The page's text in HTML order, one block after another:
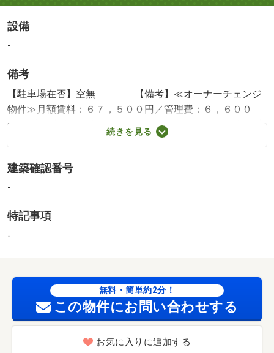
設備
-
備考
【駐車場在否】空無 【備考】≪オーナーチェンジ
物件≫月額賃料：６７，５００円／管理費：６，６００
円 ※家賃収入を保証するものではありません。※現在賃貸
中につき、賃貸借契約の引継を要します。※利回りとは各
する割合です。また公租公課その他当該物件を維持するた
めに必要な諸費用の控除前のものです。■テラス面積：
続きを見る
建築確認番号
-
特記事項
-
無料・簡単約2分！
この物件にお問い合わせする
お気に入りに追加する